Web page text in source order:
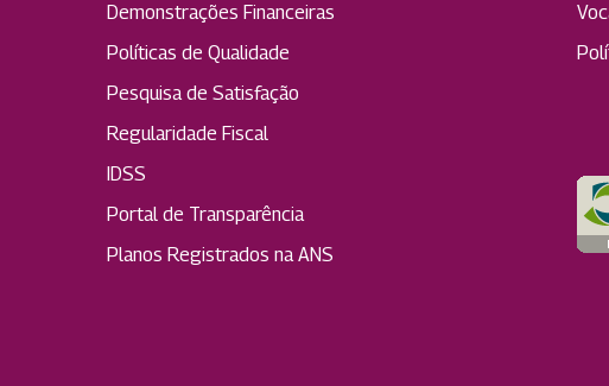
Demonstrações Financeiras
Políticas de Qualidade
Pesquisa de Satisfação
Regularidade Fiscal
IDSS
Portal de Transparência
Planos Registrados na ANS